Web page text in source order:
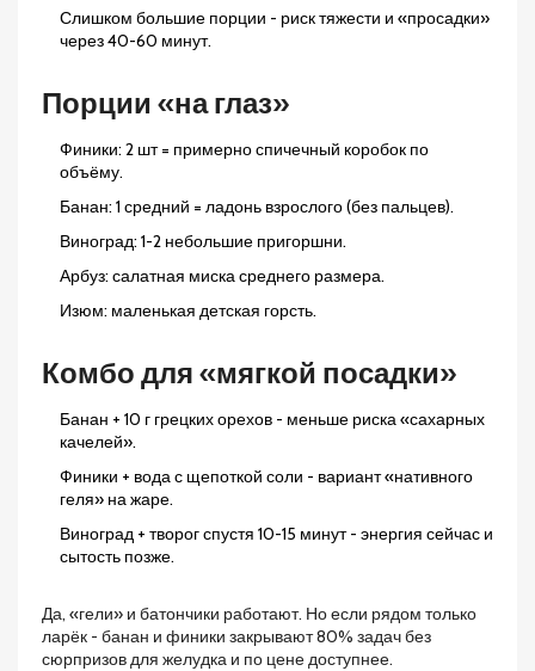
Слишком большие порции - риск тяжести и «просадки»
через 40-60 минут.
Порции «на глаз»
Финики: 2 шт = примерно спичечный коробок по
объёму.
Банан: 1 средний = ладонь взрослого (без пальцев).
Виноград: 1-2 небольшие пригоршни.
Арбуз: салатная миска среднего размера.
Изюм: маленькая детская горсть.
Комбо для «мягкой посадки»
Банан + 10 г грецких орехов - меньше риска «сахарных
качелей».
Финики + вода с щепоткой соли - вариант «нативного
геля» на жаре.
Виноград + творог спустя 10-15 минут - энергия сейчас и
сытость позже.
Да, «гели» и батончики работают. Но если рядом только
ларёк - банан и финики закрывают 80% задач без
сюрпризов для желудка и по цене доступнее.